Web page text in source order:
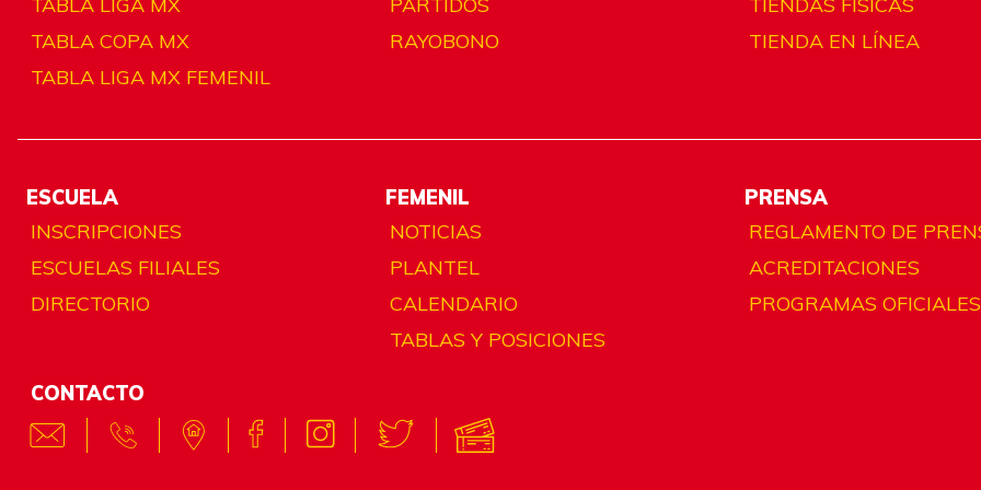
TABLA COPA MX
TABLA LIGA MX FEMENIL
RAYOBONO
TIENDA EN LÍNEA
ESCUELA
INSCRIPCIONES
ESCUELAS FILIALES
DIRECTORIO
FEMENIL
NOTICIAS
PLANTEL
CALENDARIO
TABLAS Y POSICIONES
PRENSA
REGLAMENTO DE
ACREDITACIONES
PROGRAMAS OFICIALES
CONTACTO